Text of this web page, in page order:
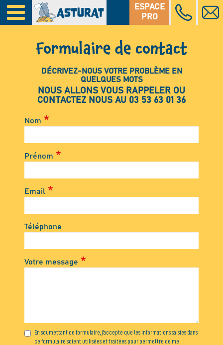
ESPACE
PRO
Formulaire de contact
DÉCRIVEZ-NOUS VOTRE PROBLÈME EN
QUELQUES MOTS
NOUS ALLONS VOUS RAPPELER OU
CONTACTEZ NOUS AU 03 53 63 01 36
Nom
Prénom
Email
Téléphone
Votre message
En soumettant ce formulaire, j'accepte que les informations saisies dans
ce formulaire soient utilisées et traitées pour permettre de me